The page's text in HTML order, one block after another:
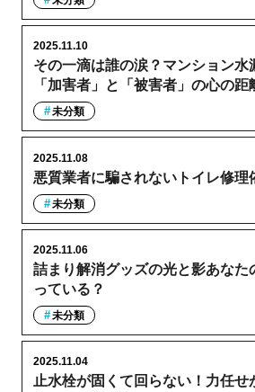
その一滴は誰の涙？マンション水
「加害者」と「被害者」の心の距
2025.11.10
未分類
悪質業者に騙されないトイレ修理
2025.11.08
未分類
詰まり解消グッズの光と影あなた
っている？
2025.11.06
未分類
止水栓が固くて回らない！力任せ
2025.11.04